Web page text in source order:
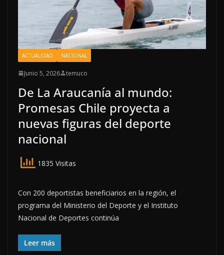
ACTUALIDAD NACIONAL
Junio 5, 2026 temuco
De La Araucanía al mundo:
Promesas Chile proyecta a
nuevas figuras del deporte
nacional
1835 Visitas
Con 200 deportistas beneficiarios en la región, el
programa del Ministerio del Deporte y el Instituto
Nacional de Deportes continúa
Leer más